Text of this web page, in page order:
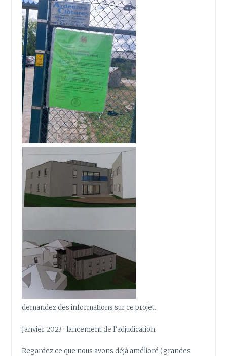
demandez des informations sur ce projet.
Janvier 2023 : lancement de l’adjudication
Regardez ce que nous avons déjà amélioré (grandes